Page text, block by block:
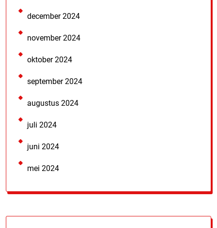
december 2024
november 2024
oktober 2024
september 2024
augustus 2024
juli 2024
juni 2024
mei 2024